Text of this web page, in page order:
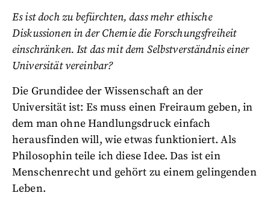
Es ist doch zu befürchten, dass mehr ethische
Diskussionen in der Chemie die Forschungsfreiheit
einschränken. Ist das mit dem Selbstverständnis einer
Universität vereinbar?
Die Grundidee der Wissenschaft an der
Universität ist: Es muss einen Freiraum geben, in
dem man ohne Handlungsdruck einfach
herausfinden will, wie etwas funktioniert. Als
Philosophin teile ich diese Idee. Das ist ein
Menschenrecht und gehört zu einem gelingenden
Leben.